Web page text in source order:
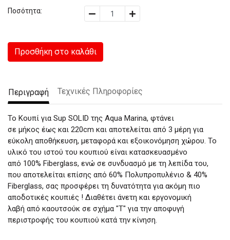
Ποσότητα:
Προσθήκη στο καλάθι
Περιγραφή Τεχνικές Πληροφορίες
Το Κουπί για Sup SOLID της Aqua Marina, φτάνει
σε μήκος έως και 220cm και αποτελείται από 3 μέρη για
εύκολη αποθήκευση, μεταφορά και εξοικονόμηση χώρου. Το
υλικό του ιστού του κουπιού είναι κατασκευασμένο
από 100% Fiberglass, ενώ σε συνδυασμό με τη λεπίδα του,
που αποτελείται επίσης από 60% Πολυπροπυλένιο & 40%
Fiberglass, σας προσφέρει τη δυνατότητα για ακόμη πιο
αποδοτικές κουπιές ! Διαθέτει άνετη και εργονομική
λαβή από καουτσούκ σε σχήμα "Τ" για την αποφυγή
περιστροφής του κουπιού κατά την κίνηση.